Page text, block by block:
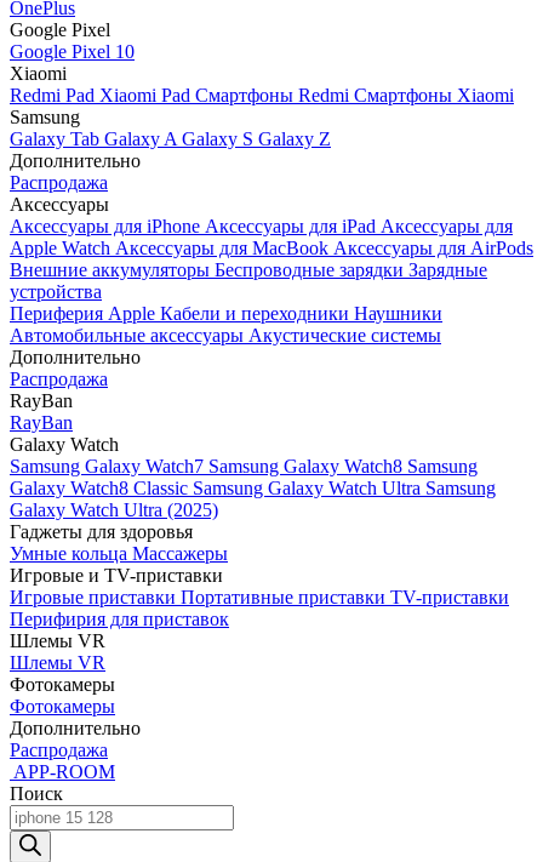
OnePlus
Google Pixel
Google Pixel 10
Xiaomi
Redmi Pad Xiaomi Pad Смартфоны Redmi Смартфоны Xiaomi
Samsung
Galaxy Tab Galaxy A Galaxy S Galaxy Z
Дополнительно
Распродажа
Аксессуары
Аксессуары для iPhone Аксессуары для iPad Аксессуары для
Apple Watch Аксессуары для MacBook Аксессуары для AirPods
Внешние аккумуляторы Беспроводные зарядки Зарядные
устройства
Периферия Apple Кабели и переходники Наушники
Автомобильные аксессуары Акустические системы
Дополнительно
Распродажа
RayBan
RayBan
Galaxy Watch
Samsung Galaxy Watch7 Samsung Galaxy Watch8 Samsung
Galaxy Watch8 Classic Samsung Galaxy Watch Ultra Samsung
Galaxy Watch Ultra (2025)
Гаджеты для здоровья
Умные кольца Массажеры
Игровые и TV-приставки
Игровые приставки Портативные приставки TV-приставки
Перифирия для приставок
Шлемы VR
Шлемы VR
Фотокамеры
Фотокамеры
Дополнительно
Распродажа
APP-ROOM
Поиск
Поиск
товаров